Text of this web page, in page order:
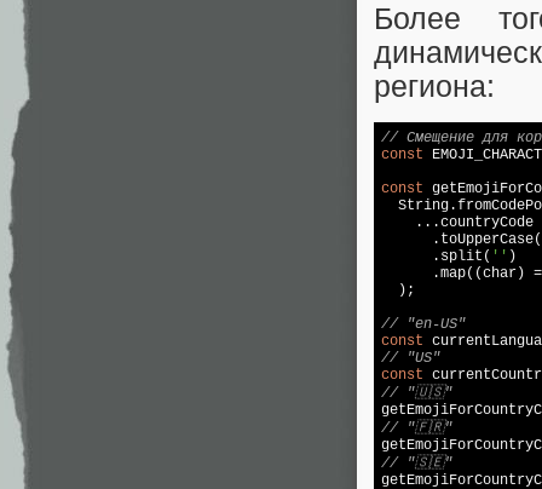
Более
региона:
// Смещение для
const
const
String
    ...countryCode
      .split(
'' )
.map((char)
  );
// "en-US"
const
// "US"
const
// "🇺🇸"
// "🇫🇷"
// "🇸🇪"